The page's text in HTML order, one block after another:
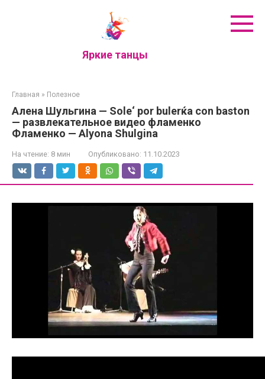
Яркие танцы
Главная » Полезное
Алена Шульгина — Sole‘ por bulerќa con baston
— развлекательное видео фламенко
Фламенко — Alyona Shulgina
На чтение: 8 мин Опубликовано: 11.10.2023